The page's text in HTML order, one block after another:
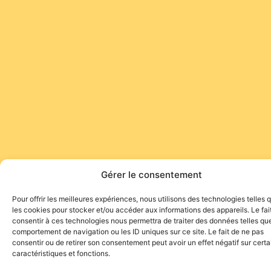
Gérer le consentement
Pour offrir les meilleures expériences, nous utilisons des technologies telles
les cookies pour stocker et/ou accéder aux informations des appareils. Le
consentir à ces technologies nous permettra de traiter des données telles
comportement de navigation ou les ID uniques sur ce site. Le fait de ne pas
consentir ou de retirer son consentement peut avoir un effet négatif sur
caractéristiques et fonctions.